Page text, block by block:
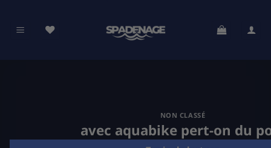
contenu
NON CLASSÉ
avec aquabike pert-on du